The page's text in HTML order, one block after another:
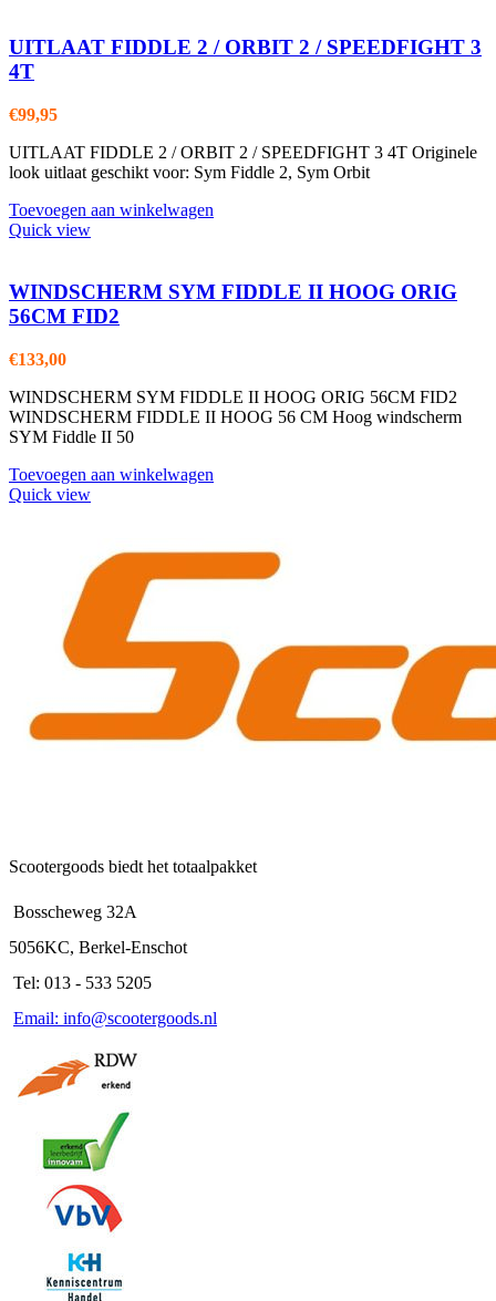
UITLAAT FIDDLE 2 / ORBIT 2 / SPEEDFIGHT 3
4T
€99,95
UITLAAT FIDDLE 2 / ORBIT 2 / SPEEDFIGHT 3 4T Originele
look uitlaat geschikt voor: Sym Fiddle 2, Sym Orbit
Toevoegen aan winkelwagen
Quick view
WINDSCHERM SYM FIDDLE II HOOG ORIG
56CM FID2
€133,00
WINDSCHERM SYM FIDDLE II HOOG ORIG 56CM FID2
WINDSCHERM FIDDLE II HOOG 56 CM Hoog windscherm
SYM Fiddle II 50
Toevoegen aan winkelwagen
Quick view
Scootergoods biedt het totaalpakket
Bosscheweg 32A
5056KC, Berkel-Enschot
Tel: 013 - 533 5205
Email: info@scootergoods.nl